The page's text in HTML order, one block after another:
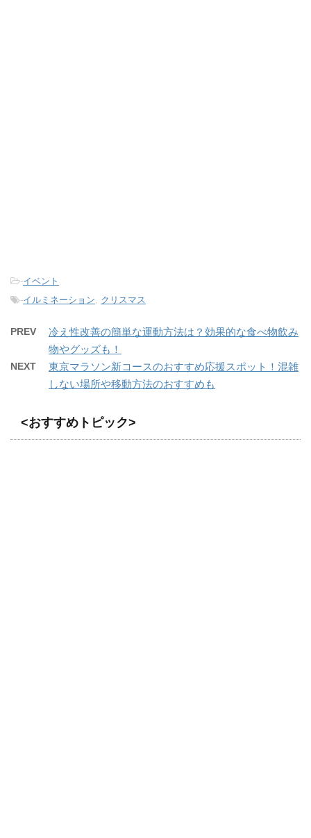
-イベント
-イルミネーション クリスマス
PREV
冷え性改善の簡単な運動方法は？効果的な食べ物飲み
物やグッズも！
NEXT
東京マラソン新コースのおすすめ応援スポット！混雑
しない場所や移動方法のおすすめも
<おすすめトピック>